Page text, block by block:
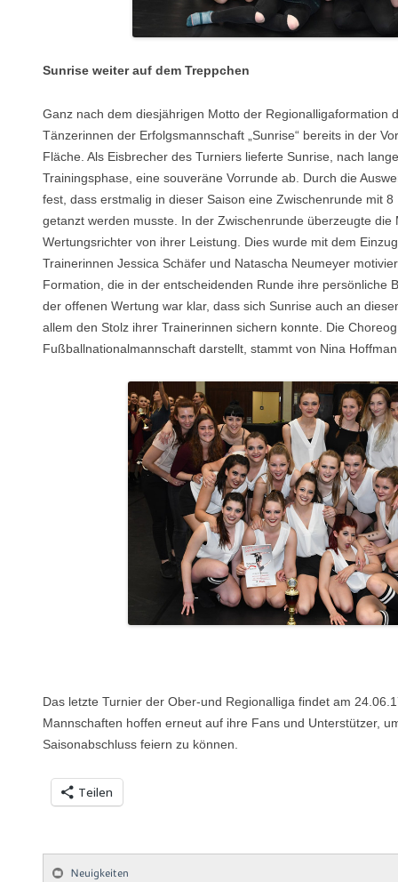
Sunrise weiter auf dem Treppchen
Ganz nach dem diesjährigen Motto der Regionalligaformation
Tänzerinnen der Erfolgsmannschaft „Sunrise“ bereits in der
Fläche. Als Eisbrecher des Turniers lieferte Sunrise, nach
Trainingsphase, eine souveräneVorrunde ab. Durch dieA
fest, dass erstmalig in dieser Saison eineZwischenrunde mit 8
getanzt werden musste. In derZwischenrunde überzeugte die
Wertungsrichtervon ihrer Leistung. Dies wurde mit dem Einzu
TrainerinnenJessica Schäfer und Natascha Neumeyer
Formation, die in derentscheidenden Runde ihre persönliche
der offenen Wertung war klar, dass sich Sunrise auch an
allem den Stolz ihrer Trainerinnen sichern konnte. Die
Fußballnationalmannschaft darstellt, stammt von Nina
Das letzte Turnier der Ober-und Regionalliga findet am
Mannschaften hoffen erneut auf ihre Fans und Unterstützer,
Saisonabschluss feiern zu können.
Teilen
Neuigkeiten